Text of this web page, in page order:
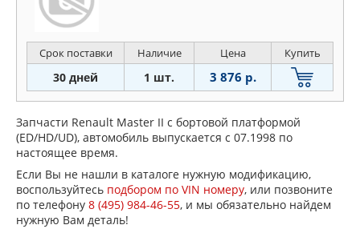
Срок поставки Наличие Цена Купить
30 дней 1 шт. 3 876 р.
Запчасти Renault Master II c бортовой платформой
(ED/HD/UD), автомобиль выпускается с 07.1998 по
настоящее время.
Если Вы не нашли в каталоге нужную модификацию,
воспользуйтесь подбором по VIN номеру, или позвоните
по телефону 8 (495) 984-46-55, и мы обязательно найдем
нужную Вам деталь!